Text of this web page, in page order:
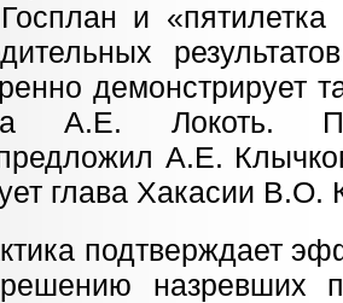
и
демонстрирует
А.Е. Локоть.
А.Е.
глава Хакасии В.О.
подтверждает
назревших